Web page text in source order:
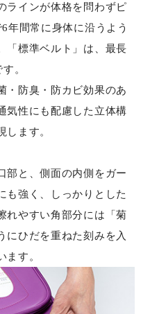
ラインが体格を問わずピ
年間常に身体に沿うよう
「標準ベルト」は、最長
。
・防臭・防カビ効果のあ
気性にも配慮した立体構
ます。
部と、側面の内側をガー
も強く、しっかりとした
れやすい角部分には「菊
にひだを重ねた刻みを入
す。